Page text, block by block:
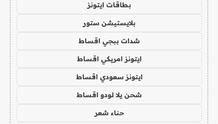
بطاقات ايتونز
بلايستيشن ستور
شدات ببجي اقساط
ايتونز امريكي اقساط
ايتونز سعودي اقساط
شحن يلا لودو اقساط
حناء شعر